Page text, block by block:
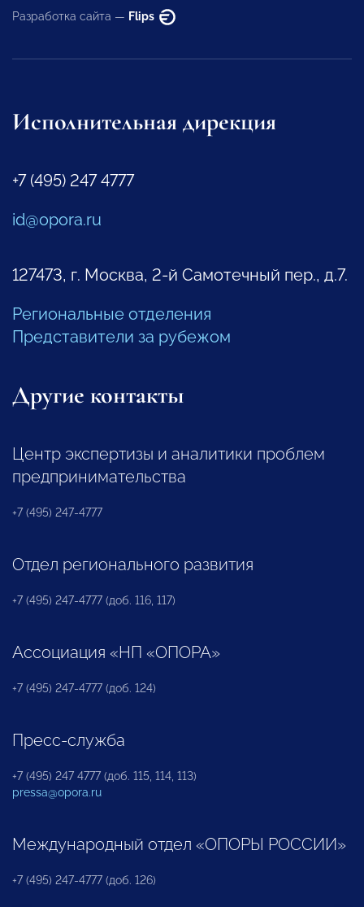
Разработка сайта — Flips
Исполнительная дирекция
+7 (495) 247 4777
id@opora.ru
127473, г. Москва, 2-й Самотечный пер., д.7.
Региональные отделения
Представители за рубежом
Другие контакты
Центр экспертизы и аналитики проблем
предпринимательства
+7 (495) 247-4777
Отдел регионального развития
+7 (495) 247-4777 (доб. 116, 117)
Ассоциация «НП «ОПОРА»
+7 (495) 247-4777 (доб. 124)
Пресс-служба
+7 (495) 247 4777 (доб. 115, 114, 113)
pressa@opora.ru
Международный отдел «ОПОРЫ РОССИИ»
+7 (495) 247-4777 (доб. 126)